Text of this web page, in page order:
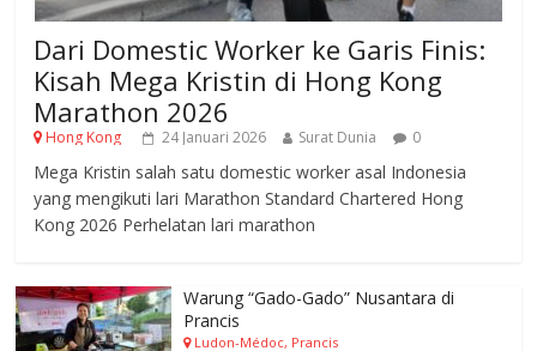
Dari Domestic Worker ke Garis Finis:
Kisah Mega Kristin di Hong Kong
Marathon 2026
Hong Kong 24 Januari 2026 Surat Dunia 0
Mega Kristin salah satu domestic worker asal Indonesia
yang mengikuti lari Marathon Standard Chartered Hong
Kong 2026 Perhelatan lari marathon
Warung “Gado-Gado” Nusantara di
Prancis
Ludon-Médoc, Prancis